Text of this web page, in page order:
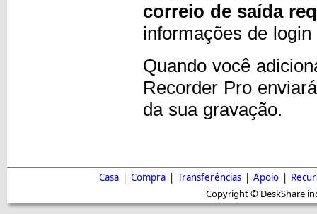
correio de saída
informações de
Quando você
Recorder Pro
da sua gravação.
Casa | Compra | Transferências | Apoio |
Copyright © DeskShare